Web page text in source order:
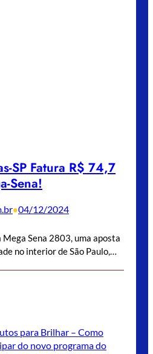
SP Fatura R$ 74,7
Sena!
•04/12/2024
Sena 2803, uma aposta
no interior de São Paulo,…
para Brilhar – Como
do novo programa do